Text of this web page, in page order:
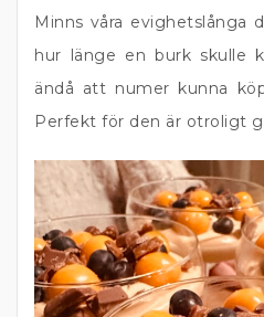
Minns våra evighetslånga
hur länge en burk skulle
ändå att numer kunna
Perfekt för den är otroligt